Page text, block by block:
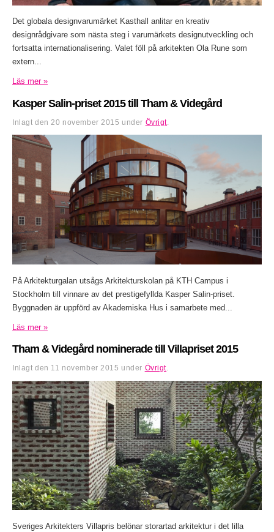
Det globala designvarumärket Kasthall anlitar en kreativ
designrådgivare som nästa steg i varumärkets designutveckling och
fortsatta internationalisering. Valet föll på arkitekten Ola Rune som
extern...
Läs mer »
Kasper Salin-priset 2015 till Tham & Videgård
Inlagt den 20 november 2015 under Övrigt
På Arkitekturgalan utsågs Arkitekturskolan på KTH Campus i
Stockholm till vinnare av det prestigefyllda Kasper Salin-priset.
Byggnaden är uppförd av Akademiska Hus i samarbete med...
Läs mer »
Tham & Videgård nominerade till Villapriset 2015
Inlagt den 11 november 2015 under Övrigt.
Sveriges Arkitekters Villapris belönar storartad arkitektur i det lilla